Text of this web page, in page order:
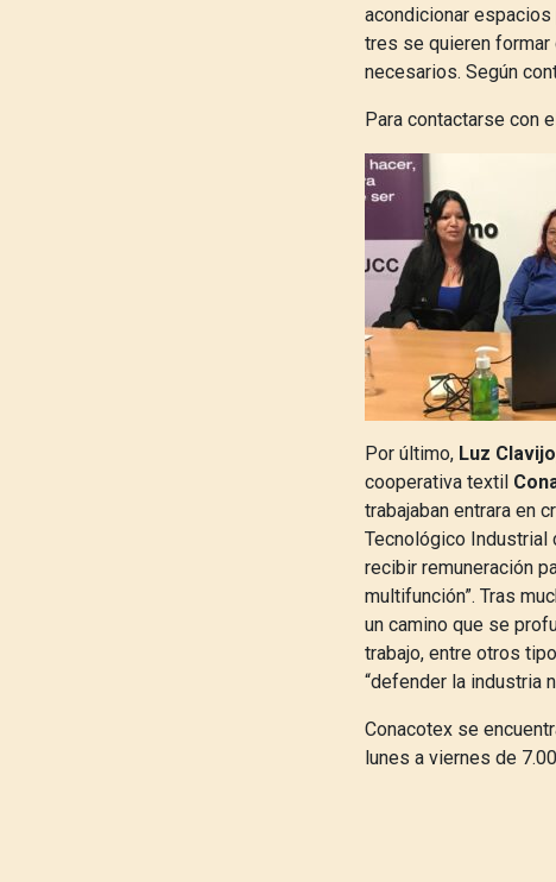
acondicionar
tres se quieren formar
necesarios. Según
Para contactarse con
Por último, Luz
cooperativa textil
trabajaban entrara en
Tecnológico Industrial
recibir remuneración
multifunción”. Tras
un camino que se
trabajo, entre otros
“defender la industria
Conacotex se
lunes a viernes de